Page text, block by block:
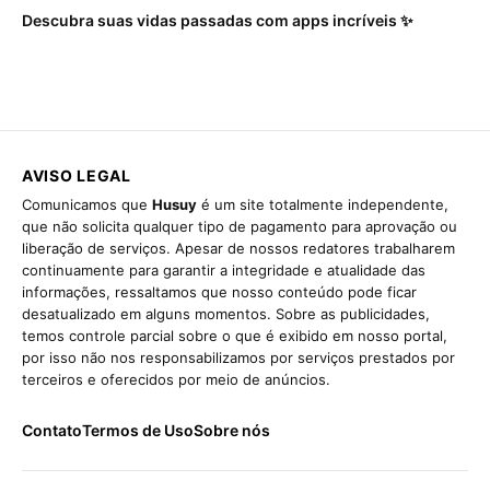
Descubra suas vidas passadas com apps incríveis ✨
AVISO LEGAL
Comunicamos que Husuy é um site totalmente independente,
que não solicita qualquer tipo de pagamento para aprovação ou
liberação de serviços. Apesar de nossos redatores trabalharem
continuamente para garantir a integridade e atualidade das
informações, ressaltamos que nosso conteúdo pode ficar
desatualizado em alguns momentos. Sobre as publicidades,
temos controle parcial sobre o que é exibido em nosso portal,
por isso não nos responsabilizamos por serviços prestados por
terceiros e oferecidos por meio de anúncios.
ContatoTermos de UsoSobre nós